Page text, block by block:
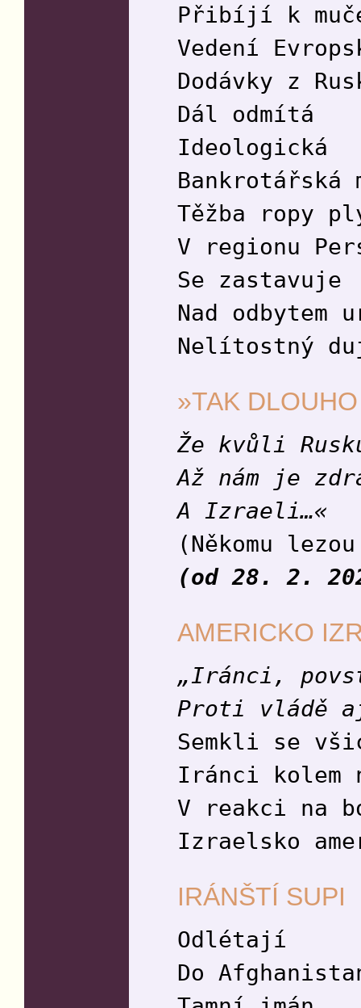
Přibíjí k
Vedení
Dodávky z
Dál odmítá
Ideologická
Bankrotářská
Těžba ropy
V regionu
Se zastavuje
Nad odbytem
Nelítostný
»TAK
Že kvůli
Až nám je
A Izraeli…«
(Někomu
(od 28. 2.
AMERICKO
„Iránci,
Proti vládě
Semkli se
Iránci kolem
V reakci na
Izraelsko
IRÁNŠTÍ SUPI
Odlétají
Do